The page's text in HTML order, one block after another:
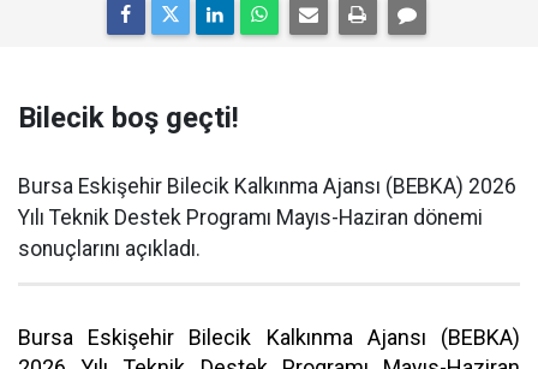
Bilecik boş geçti!
Bursa Eskişehir Bilecik Kalkınma Ajansı (BEBKA) 2026
Yılı Teknik Destek Programı Mayıs-Haziran dönemi
sonuçlarını açıkladı.
Bursa Eskişehir Bilecik Kalkınma Ajansı (BEBKA)